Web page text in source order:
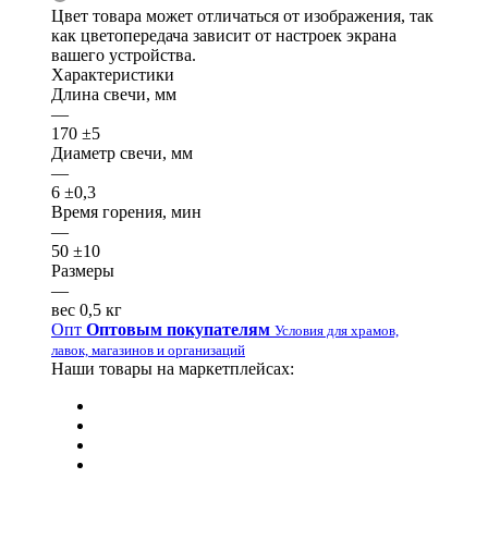
Цвет товара может отличаться от изображения, так
как цветопередача зависит от настроек экрана
вашего устройства.
Характеристики
Длина свечи, мм
—
170 ±5
Диаметр свечи, мм
—
6 ±0,3
Время горения, мин
—
50 ±10
Размеры
—
вес 0,5 кг
Опт Оптовым покупателям Условия для храмов,
лавок, магазинов и организаций
Наши товары на маркетплейсах: